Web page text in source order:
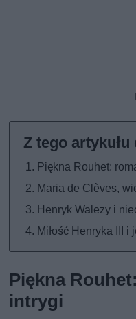
Piękna Rouhet:
Maria de Clèves,
Henryk Walezy i
Miłość Henryka III i
Piękna
intrygi